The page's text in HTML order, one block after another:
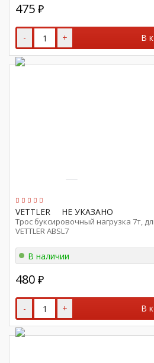
475 ₽
- + В
VETTLER НЕ УКАЗАНО
Трос буксировочный нагрузка 7т,
VETTLER ABSL7
В наличии
480 ₽
- + В